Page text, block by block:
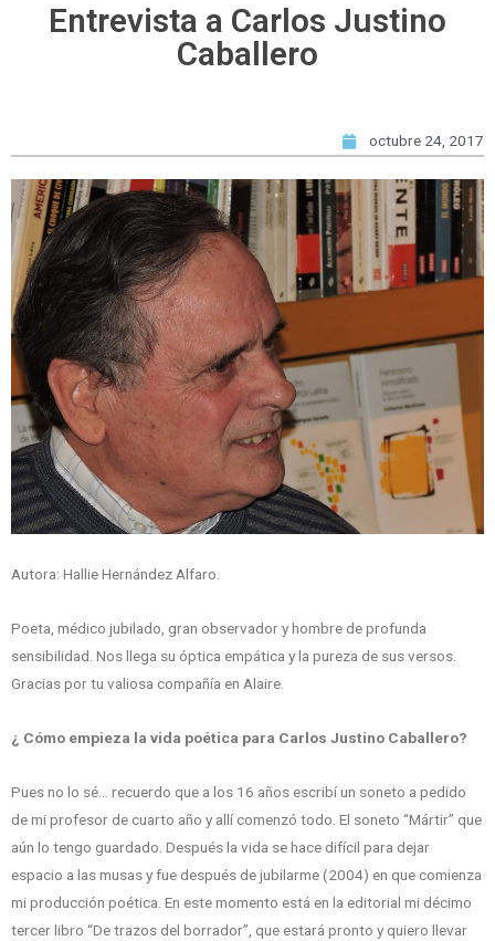
Entrevista a Carlos Justino
Caballero
octubre 24, 2017
Autora: Hallie Hernández Alfaro.
Poeta, médico jubilado, gran observador y hombre de profunda
sensibilidad. Nos llega su óptica empática y la pureza de sus versos.
Gracias por tu valiosa compañía en Alaire.
¿ Cómo empieza la vida poética para Carlos Justino Caballero?
Pues no lo sé… recuerdo que a los 16 años escribí un soneto a pedido
de mi profesor de cuarto año y allí comenzó todo. El soneto “Mártir” que
aún lo tengo guardado. Después la vida se hace difícil para dejar
espacio a las musas y fue después de jubilarme (2004) en que comienza
mi producción poética. En este momento está en la editorial mi décimo
tercer libro “De trazos del borrador”, que estará pronto y quiero llevar